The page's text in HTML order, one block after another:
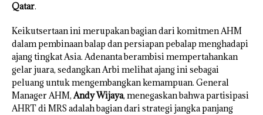
Qatar.
Keikutsertaan ini merupakan bagian dari komitmen AHM
dalam pembinaan balap dan persiapan pebalap menghadapi
ajang tingkat Asia. Adenanta berambisi mempertahankan
gelar juara, sedangkan Arbi melihat ajang ini sebagai
peluang untuk mengembangkan kemampuan. General
Manager AHM,Andy Wijaya, menegaskan bahwa partisipasi
AHRT di MRS adalah bagian dari strategi jangka panjang